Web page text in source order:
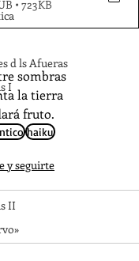
d ls Afueras
I
II
• 723KB
sombras
la tierra
fruto.
haiku
y seguirte